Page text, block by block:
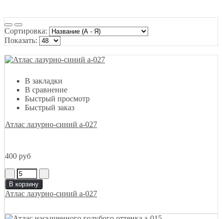
Сортировка:
Показать:
В закладки
В сравнение
Быстрый просмотр
Быстрый заказ
Атлас лазурно-синий а-027
400 руб
В корзину
Атлас лазурно-синий а-027